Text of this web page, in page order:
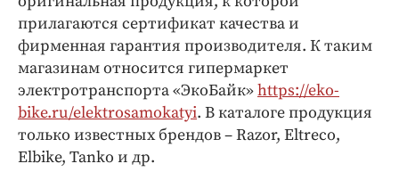
прилагаются сертификат качества и
фирменная гарантия производителя. К таким
магазинам относится гипермаркет
электротранспорта «ЭкоБайк»https://eko-
bike.ru/elektrosamokatyi. В каталоге продукция
только известных брендов – Razor, Eltreco,
Elbike, Tanko и др.